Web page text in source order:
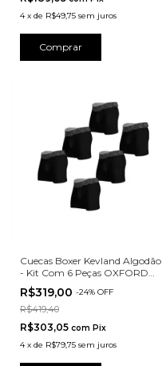
4 x de R$49,75 sem juros
Comprar
Cuecas Boxer Kevland Algodão
- Kit Com 6 Peças OXFORD
PRETO
R$319,00 -24% OFF
R$419,40
R$303,05 com Pix
4 x de R$79,75 sem juros